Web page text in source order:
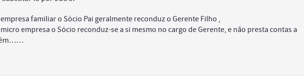
familiar o Sócio Pai geralmente reconduz o Gerente Filho ,
empresa o Sócio reconduz-se a si mesmo no cargo de Gerente, e não presta contas a